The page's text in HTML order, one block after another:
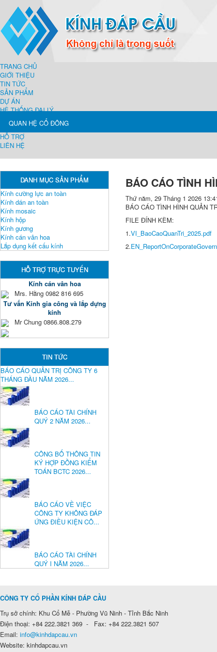
TRANG CHỦ
GIỚI THIỆU
TIN TỨC
SẢN PHẨM
DỰ ÁN
HỆ THỐNG ĐẠI LÝ
QUAN HỆ CỔ ĐÔNG
HỖ TRỢ
LIÊN HỆ
DANH MỤC SẢN PHẨM
Kính cường lực an toàn
Kính dán an toàn
Kính mosaic
Kính hộp
Kính gương
Kính cán vân hoa
Lắp dụng kết cấu kính
HỖ TRỢ TRỰC TUYẾN
Kính cán vân hoa
Mrs. Hằng 0982 816 695
Tư vấn Kính gia công và lắp dựng
kính
Mr Chung 0866.808.279
TIN TỨC
BÁO CÁO QUẢN TRỊ CÔNG TY 6
THÁNG ĐẦU NĂM 2026...
BÁO CÁO TÀI CHÍNH
QUÝ 2 NĂM 2026...
CÔNG BỐ THÔNG TIN
KÝ HỢP ĐỒNG KIỂM
TOÁN BCTC 2026...
BÁO CÁO VỀ VIỆC
CÔNG TY KHÔNG ĐÁP
ỨNG ĐIỀU KIỆN CÔ...
BÁO CÁO TÀI CHÍNH
QUÝ I NĂM 2026...
BÁO CÁO TÌNH
Thứ năm, 29 Tháng 1 2026
BÁO CÁO TÌNH HÌNH QUẢN
FILE ĐÍNH KÈM:
1.VI_BaoCaoQuanTri_2025.pdf
2.
CÔNG TY CỔ PHẦN KÍNH ĐÁP CẦU
Trụ sở chính: Khu Cổ Mễ - Phường Vũ Ninh - Tỉnh Bắc Ninh
Điện thoại: +84 222.3821 369 - Fax: +84 222.3821 507
Email: info@kinhdapcau.vn
Website: kinhdapcau.vn